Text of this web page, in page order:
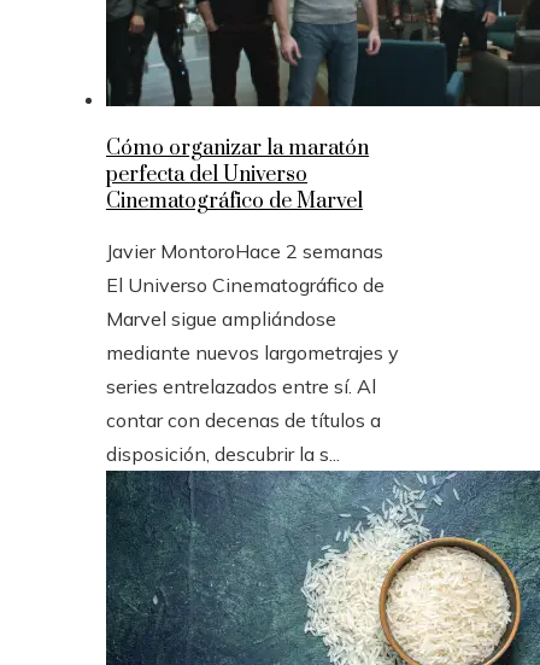
Cómo organizar la maratón
perfecta del Universo
Cinematográfico de Marvel
Javier MontoroHace 2 semanas
El Universo Cinematográfico de
Marvel sigue ampliándose
mediante nuevos largometrajes y
series entrelazados entre sí. Al
contar con decenas de títulos a
disposición, descubrir la s...